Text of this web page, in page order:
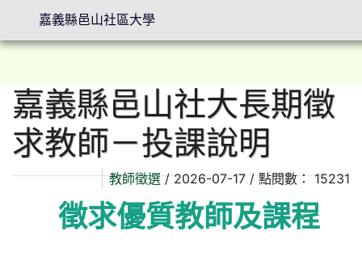
⏸
嘉義縣邑山社大長期徵
求教師－投課說明
教師徵選/ 2026-07-17 / 點閱數： 15231
徵求優質教師及課程
嘉義縣邑山社區大學